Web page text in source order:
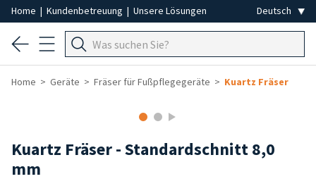
Home | Kundenbetreuung | Unsere Lösungen
Home Geräte Fräser für Fußpflegegeräte Kuartz Fräser
Kuartz Fräser - Standardschnitt 8,0
mm